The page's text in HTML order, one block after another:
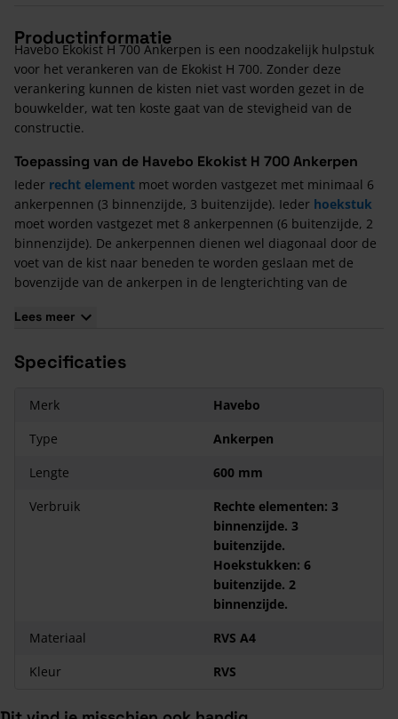
Productinformatie
Havebo Ekokist H 700 Ankerpen is een noodzakelijk hulpstuk
voor het verankeren van de Ekokist H 700. Zonder deze
verankering kunnen de kisten niet vast worden gezet in de
bouwkelder, wat ten koste gaat van de stevigheid van de
constructie.
Toepassing van de Havebo Ekokist H 700 Ankerpen
Ieder recht element moet worden vastgezet met minimaal 6
ankerpennen (3 binnenzijde, 3 buitenzijde). Ieder hoekstuk
moet worden vastgezet met 8 ankerpennen (6 buitenzijde, 2
binnenzijde). De ankerpennen dienen wel diagonaal door de
voet van de kist naar beneden te worden geslaan met de
bovenzijde van de ankerpen in de lengterichting van de
Lees meer
Specificaties
Merk
Havebo
Type
Ankerpen
Lengte
600 mm
Verbruik
Rechte elementen: 3
binnenzijde. 3
buitenzijde.
Hoekstukken: 6
buitenzijde. 2
binnenzijde.
Materiaal
RVS A4
Kleur
RVS